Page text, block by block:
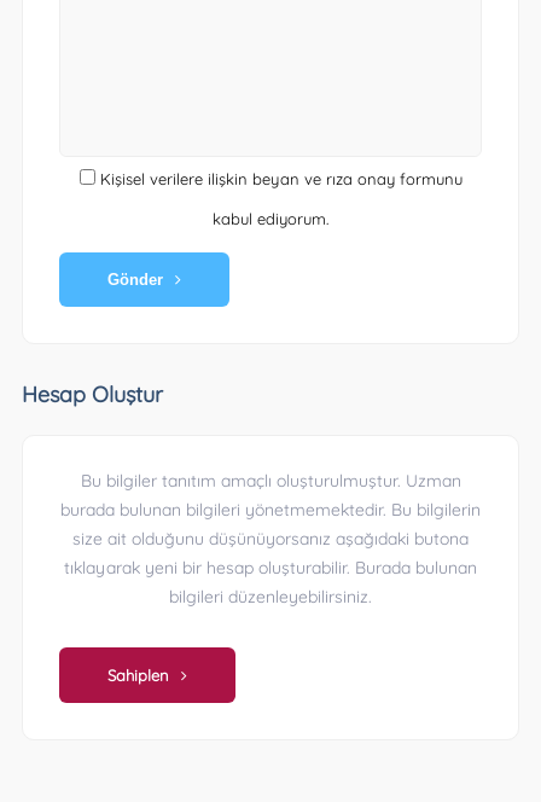
Kişisel verilere ilişkin beyan ve rıza onay formunu
kabul ediyorum.
Gönder
Hesap Oluştur
Bu bilgiler tanıtım amaçlı oluşturulmuştur. Uzman
burada bulunan bilgileri yönetmemektedir. Bu bilgilerin
size ait olduğunu düşünüyorsanız aşağıdaki butona
tıklayarak yeni bir hesap oluşturabilir. Burada bulunan
bilgileri düzenleyebilirsiniz.
Sahiplen